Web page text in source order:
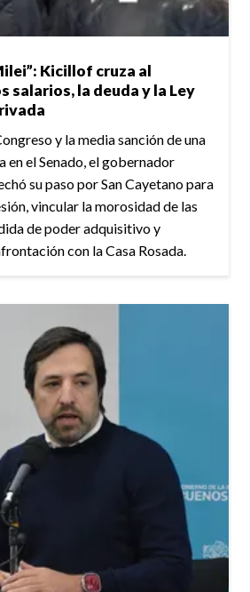
Kicillof cruza al
salarios, la deuda y la Ley
y la media sanción de una
el Senado, el gobernador
su paso por San Cayetano para
vincular la morosidad de las
de poder adquisitivo y
con la Casa Rosada.